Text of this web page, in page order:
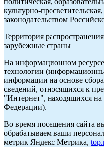
политическая,
культурно-
законодательством
Территория
зарубежные страны
На информационном
технологии
информации на основе
сведений, относящихся к
"Интернет", находящихся на
Федерации).
Во время посещения сайта
обрабатываем ваши
метрик Яндекс Метрика,